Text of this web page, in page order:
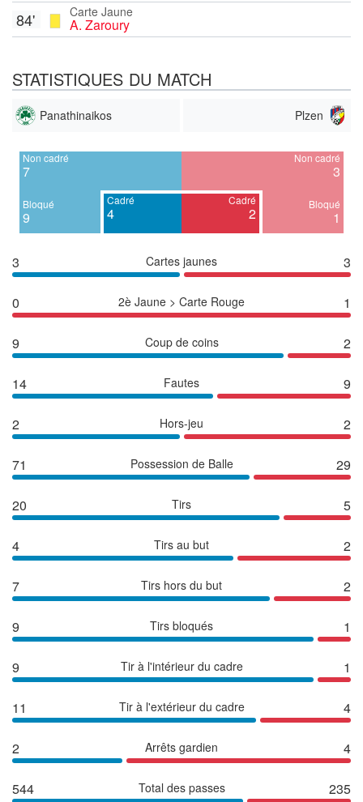
Carte Jaune
A. Zaroury
84'
STATISTIQUES DU MATCH
Panathinaikos Plzen
Non cadré
7
Bloqué
9
Cadré
4
Cadré
2
Non cadré
3
Bloqué
1
3 Cartes jaunes 3
0 2è Jaune > Carte Rouge 1
9 Coup de coins 2
14 Fautes 9
2 Hors-jeu 2
71 Possession de Balle 29
20 Tirs 5
4 Tirs au but 2
7 Tirs hors du but 2
9 Tirs bloqués 1
9 Tir à l'intérieur du cadre 1
11 Tir à l'extérieur du cadre 4
2 Arrêts gardien 4
544 Total des passes 235